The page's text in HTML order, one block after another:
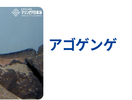
アゴゲンゲ